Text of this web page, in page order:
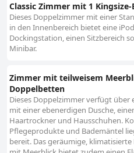
Classic Zimmer mit 1
Dieses Doppelzimmer mit einer
in den Innenbereich bietet eine
Dockingstation, einen Sitzbereich
Minibar.
Zimmer mit teilweisem
Doppelbetten
Dieses Doppelzimmer verfügt über
mit einer ebenerdigen Dusche,
Haartrockner und Hausschuhen.
Pflegeprodukte und Bademäntel
bereit. Das geräumige,